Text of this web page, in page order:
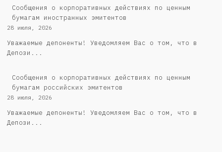
Сообщения о корпоративных действиях по ценным
бумагам иностранных эмитентов
28 июля, 2026
Уважаемые депоненты! Уведомляем Вас о том, что в
Депози...
Cообщения о корпоративных действиях по ценным
бумагам российских эмитентов
28 июля, 2026
Уважаемые депоненты! Уведомляем Вас о том, что в
Депози...